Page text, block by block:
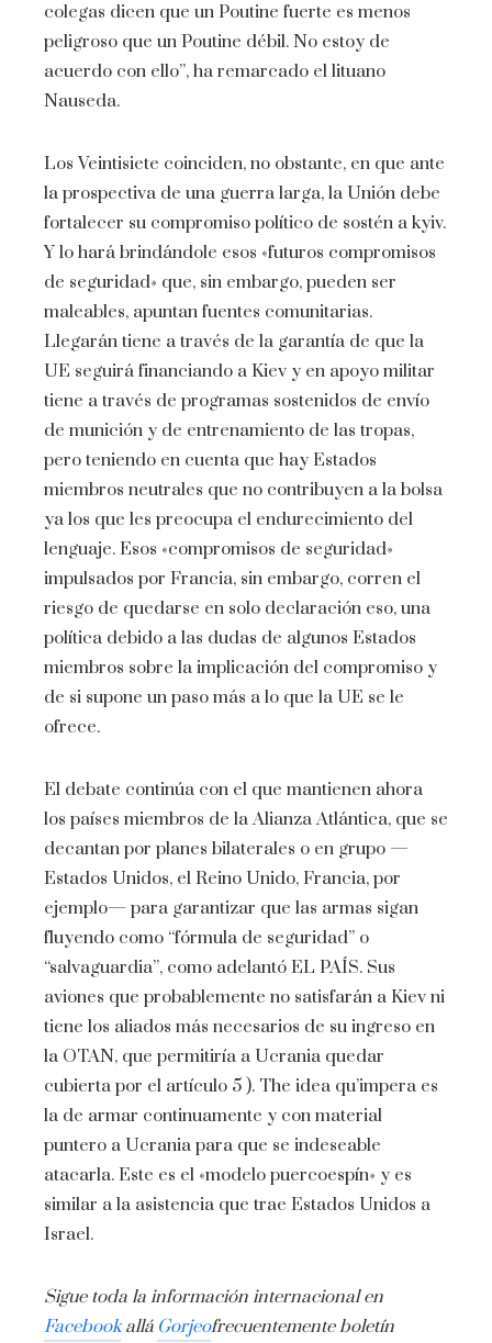
colegas dicen que un Poutine fuerte es menos
peligroso que un Poutine débil. No estoy de
acuerdo con ello”, ha remarcado el lituano
Nauseda.
Los Veintisiete coinciden, no obstante, en que ante
la prospectiva de una guerra larga, la Unión debe
fortalecer su compromiso político de sostén a kyiv.
Y lo hará brindándole esos «futuros compromisos
de seguridad» que, sin embargo, pueden ser
maleables, apuntan fuentes comunitarias.
Llegarán tiene a través de la garantía de que la
UE seguirá financiando a Kiev y en apoyo militar
tiene a través de programas sostenidos de envío
de munición y de entrenamiento de las tropas,
pero teniendo en cuenta que hay Estados
miembros neutrales que no contribuyen a la bolsa
ya los que les preocupa el endurecimiento del
lenguaje. Esos «compromisos de seguridad»
impulsados ​​​​por Francia, sin embargo, corren el
riesgo de quedarse en solo declaración eso, una
política debido a las dudas de algunos Estados
miembros sobre la implicación del compromiso y
de si supone un paso más a lo que la UE se le
ofrece.
El debate continúa con el que mantienen ahora
los países miembros de la Alianza Atlántica, que se
decantan por planes bilaterales o en grupo —
Estados Unidos, el Reino Unido, Francia, por
ejemplo— para garantizar que las armas sigan
fluyendo como “fórmula de seguridad” o
“salvaguardia”, como adelantó EL PAÍS. Sus
aviones que probablemente no satisfarán a Kiev ni
tiene los aliados más necesarios de su ingreso en
la OTAN, que permitiría a Ucrania quedar
cubierta por el artículo 5 ). The idea qu’impera es
la de armar continuamente y con material
puntero a Ucrania para que se indeseable
atacarla. Este es el «modelo puercoespín» y es
similar a la asistencia que trae Estados Unidos a
Israel.
Sigue toda la información internacional en
Facebookallá Gorjeofrecuentementeboletín